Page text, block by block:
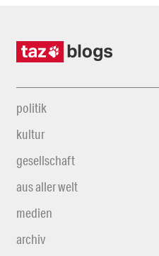
politik
kultur
gesellschaft
aus aller welt
medien
archiv